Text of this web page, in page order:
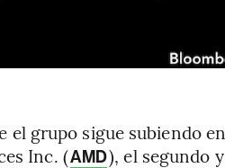
el grupo sigue subiendo en
Inc. (AMD), el segundo y